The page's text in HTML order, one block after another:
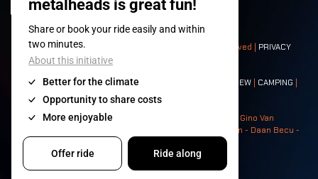
© 2008-2026- Apache Productions VZW – All rights reserved | PRIVACY
POLICY|ALGEMENE VOORWAARDEN
Contact:GENERAL| PARTNERSHIPS CREW | CAMPING |
NEIGHBOURS
Photos: Ann Kermans - Hans Van Hoof - Eliaz Bruggeman - Gino Van
Lancker - Tim Tronckoe - Elsie Roymans - Stijn Verbruggen - Daan Becu -
Claus Christa - Devid Camerlynck